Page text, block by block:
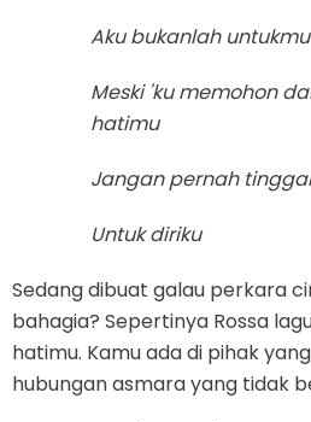
Aku bukanlah untukmu
Meski 'ku memohon
hatimu
Jangan pernah
Untuk diriku
Sedang dibuat galau perkara
bahagia? Sepertinya Rossa
hatimu. Kamu ada di pihak
hubungan asmara yang tidak